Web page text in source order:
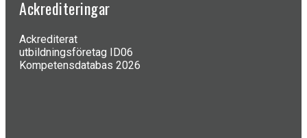
Ackrediteringar
Ackrediterat
utbildningsföretag ID06
Kompetensdatabas 2026